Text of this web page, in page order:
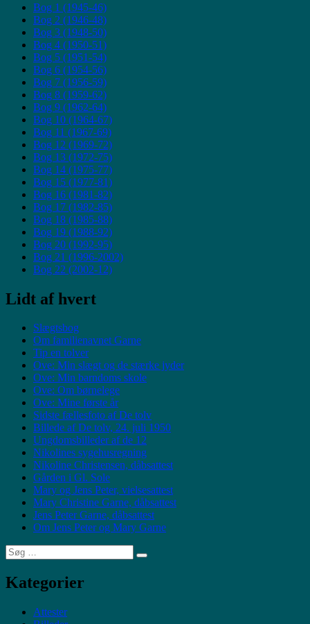
Bog 1 (1945-46)
Bog 2 (1946-48)
Bog 3 (1948-50)
Bog 4 (1950-51)
Bog 5 (1951-54)
Bog 6 (1954-56)
Bog 7 (1956-59)
Bog 8 (1959-62)
Bog 9 (1962-64)
Bog 10 (1964-67)
Bog 11 (1967-69)
Bog 12 (1969-72)
Bog 13 (1972-75)
Bog 14 (1975-77)
Bog 15 (1977-81)
Bog 16 (1981-82)
Bog 17 (1982-85)
Bog 18 (1985-88)
Bog 19 (1988-92)
Bog 20 (1992-95)
Bog 21 (1996-2002)
Bog 22 (2002-12)
Lidt af hvert
Slægtsbog
Om familienavnet Garne
Tip en tolver
Ove: Min slægt og de stærke jyder
Ove: Min barndoms skole
Ove: Om børnelege
Ove: Mine første år
Sidste fællesfoto af De tolv
Billede af De tolv, 24. juli 1950
Ungdomsbilleder af de 12
Nikolines sygehusregning
Nikoline Christensen, dåbsattest
Gården i Gl. Sole
Mary og Jens Peter, vielsesattest
Mary Christine Garne, dåbsattest
Jens Peter Garne, dåbsattest
Om Jens Peter og Mary Garne
Søg
efter:
Søg
Kategorier
Attester